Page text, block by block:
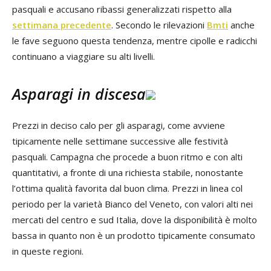
pasquali e accusano ribassi generalizzati rispetto alla
settimana precedente. Secondo le rilevazioni Bmti anche
le fave seguono questa tendenza, mentre cipolle e radicchi
continuano a viaggiare su alti livelli.
Asparagi in discesa
Prezzi in deciso calo per gli asparagi, come avviene
tipicamente nelle settimane successive alle festività
pasquali. Campagna che procede a buon ritmo e con alti
quantitativi, a fronte di una richiesta stabile, nonostante
l’ottima qualità favorita dal buon clima. Prezzi in linea col
periodo per la varietà Bianco del Veneto, con valori alti nei
mercati del centro e sud Italia, dove la disponibilità è molto
bassa in quanto non è un prodotto tipicamente consumato
in queste regioni.